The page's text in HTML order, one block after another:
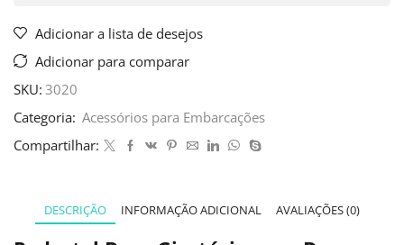
Adicionar a lista de desejos
Adicionar para comparar
SKU: 3020
Categoria: Acessórios para Embarcações
Compartilhar:
DESCRIÇÃO INFORMAÇÃO ADICIONAL AVALIAÇÕES (0)